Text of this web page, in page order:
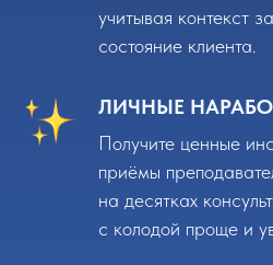
учитывая контекст
состояние клиента.
ЛИЧНЫЕ
Получите ценные
приёмы
на десятках
с колодой проще и